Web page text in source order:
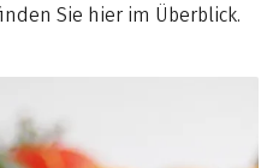
Sie hier im Überblick.